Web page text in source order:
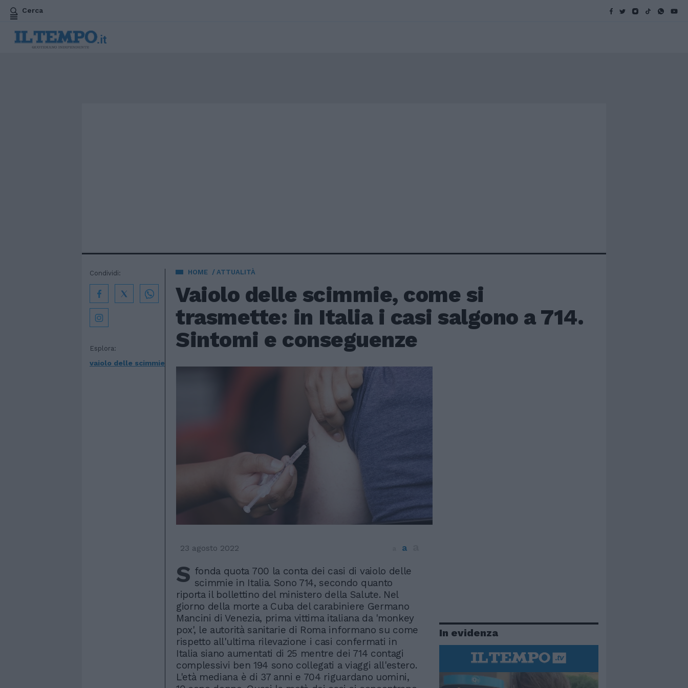
Cerca
HOME ATTUALITÀ
Vaiolo delle scimmie, come si
trasmette: in Italia i casi salgono a 714.
Sintomi e conseguenze
Esplora:
vaiolo delle scimmie
Condividi:
23 agosto 2022 a
S fonda quota 700 la conta dei casi di vaiolo delle
scimmie in Italia. Sono 714, secondo quanto
riporta il bollettino del ministero della Salute. Nel
giorno della morte a Cuba del carabiniere Germano
Mancini di Venezia, prima vittima italiana da 'monkey
pox', le autorità sanitarie di Roma informano su come
rispetto all'ultima rilevazione i casi confermati in
Italia siano aumentati di 25 mentre dei 714 contagi
complessivi ben 194 sono collegati a viaggi all'estero.
L'età mediana è di 37 anni e 704 riguardano uomini,
In evidenza